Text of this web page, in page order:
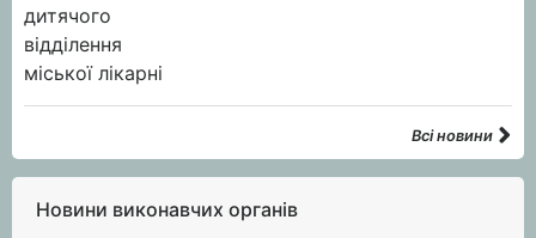
Всі новини
Новини виконавчих органів